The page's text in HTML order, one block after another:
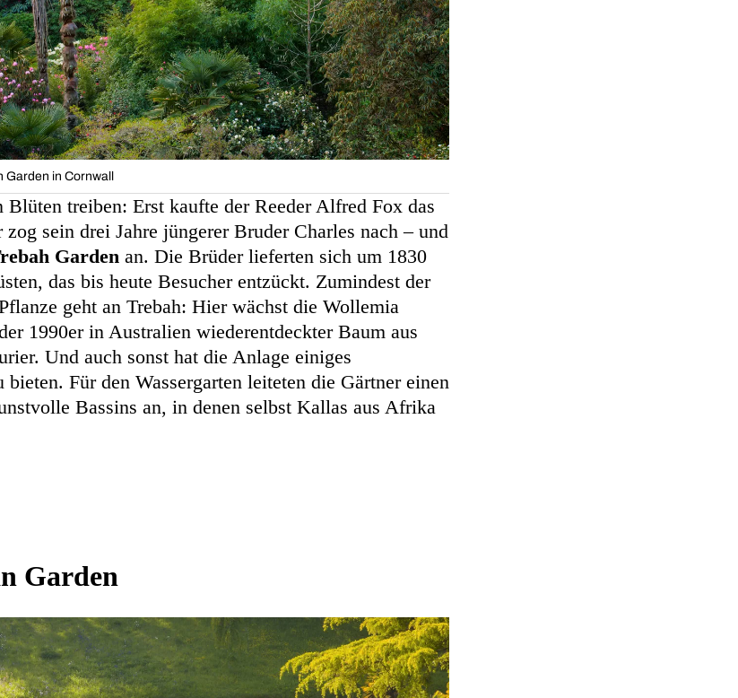
in Cornwall
Blüten treiben: Erst kaufte der Reeder Alfred Fox das
zog sein drei Jahre jüngerer Bruder Charles nach – und
Garden an. Die Brüder lieferten sich um 1830
das bis heute Besucher entzückt. Zumindest der
geht an Trebah: Hier wächst die Wollemia
1990er in Australien wiederentdeckter Baum aus
Und auch sonst hat die Anlage einiges
Für den Wassergarten leiteten die Gärtner einen
Bassins an, in denen selbst Kallas aus Afrika
Garden